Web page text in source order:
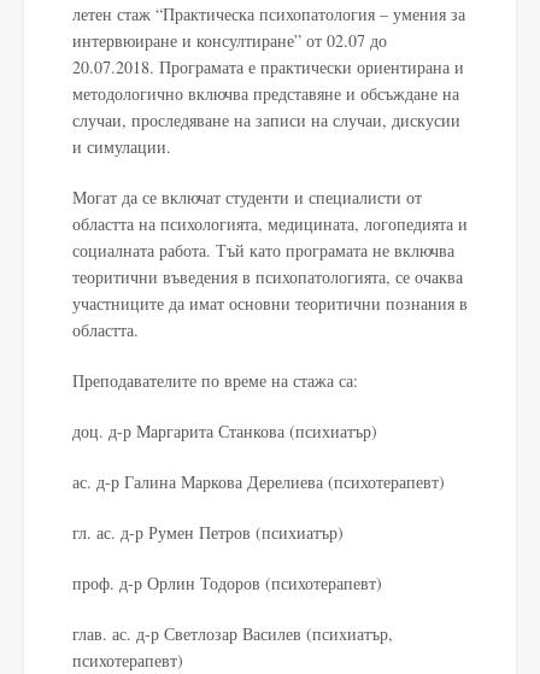
летен стаж “Практическа психопатология – умения за
интервюиране и консултиране” от 02.07 до
20.07.2018. Програмата е практически ориентирана и
методологично включва представяне и обсъждане на
случаи, проследяване на записи на случаи, дискусии
и симулации.
Могат да се включат студенти и специалисти от
областта на психологията, медицината, логопедията и
социалната работа. Тъй като програмата не включва
теоритични въведения в психопатологията, се очаква
участниците да имат основни теоритични познания в
областта.
Преподавателите по време на стажа са:
доц. д-р Маргарита Станкова (психиатър)
ас. д-р Галина Маркова Дерелиева (психотерапевт)
гл. ас. д-р Румен Петров (психиатър)
проф. д-р Орлин Тодоров (психотерапевт)
глав. ас. д-р Светлозар Василев (психиатър,
психотерапевт)